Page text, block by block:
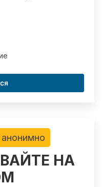
анонимно
НА